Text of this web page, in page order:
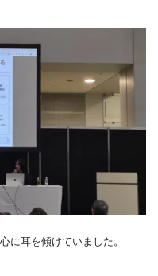
に耳を傾けていました。